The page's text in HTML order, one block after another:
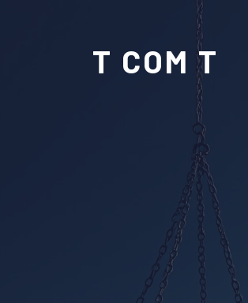
T COM T